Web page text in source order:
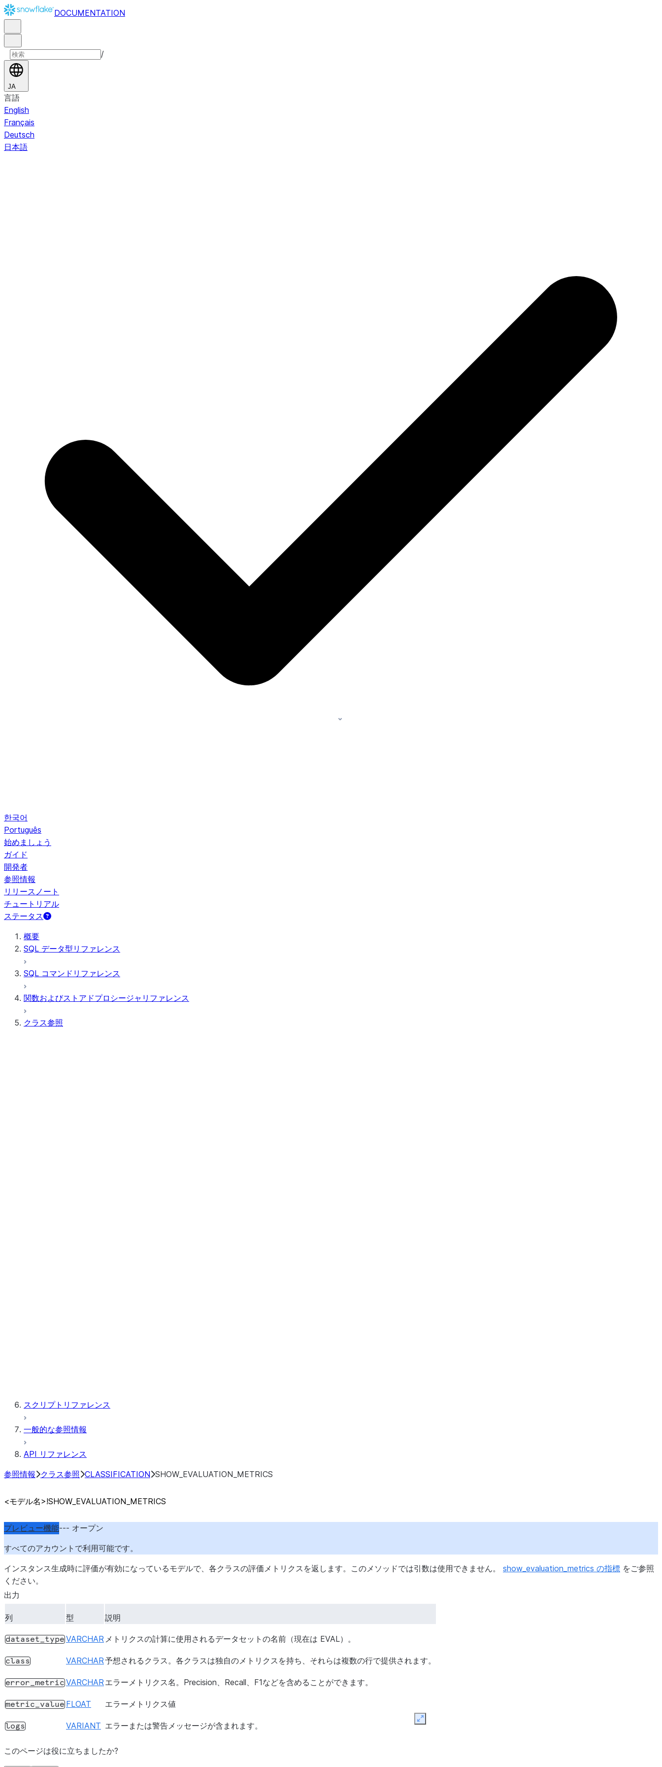
DOCUMENTATION
/
JA
言語
English
Français
Deutsch
日本語
한국어
Português
始めましょう
ガイド
開発者
参照情報
リリースノート
チュートリアル
ステータス
概要
SQL データ型リファレンス
SQL コマンドリファレンス
関数およびストアドプロシージャリファレンス
クラス参照
スクリプトリファレンス
一般的な参照情報
API リファレンス
参照情報 クラス参照 CLASSIFICATION SHOW_EVALUATION_METRICS
<モデル名>!SHOW_ EVALUATION_ METRICS
プレビュー機能--- オープン
すべてのアカウントで利用可能です。
インスタンス生成時に評価が有効になっているモデルで、各クラスの評価メトリクスを返します。このメソッドでは引数は使用できません。 show_evaluation_metrics の指標 をご参照
ください。
出力
列 型 説明
dataset_typeVARCHAR メトリクスの計算に使用されるデータセットの名前（現在は EVAL）。
class VARCHAR予想されるクラス。各クラスは独自のメトリクスを持ち、それらは複数の行で提供されます。
error_metricVARCHARエラーメトリクス名。Precision、Recall、F1などを含めることができます。
metric_value FLOAT エラーメトリクス値
logs VARIANT エラーまたは警告メッセージが含まれます。 Expand
このページは役に立ちましたか?